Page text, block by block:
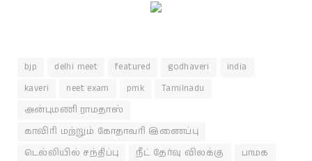
bjp delhi meet featured godhaveri
india
kaveri
neet exam pmk
Tamilnadu
அன்புமணி ராமதாஸ்
காவிரி மற்றும் கோதாவரி இணைப்பு
டெல்லியில் சந்திப்பு
நீட் தேர்வு விலக்கு
பாமக